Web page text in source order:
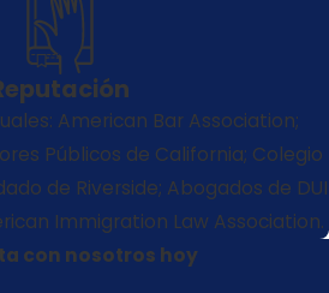
American Bar Association;
Públicos de California; Colegio
de Riverside; Abogados de DUI
Immigration Law Association.
con nosotros hoy